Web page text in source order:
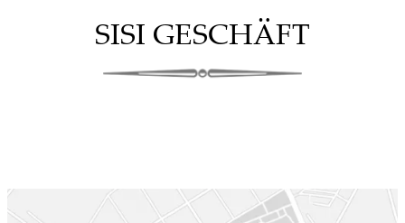
SISI GESCHÄFT